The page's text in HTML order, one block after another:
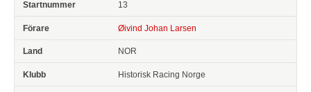
13
Øivind Johan Larsen
NOR
Historisk Racing Norge